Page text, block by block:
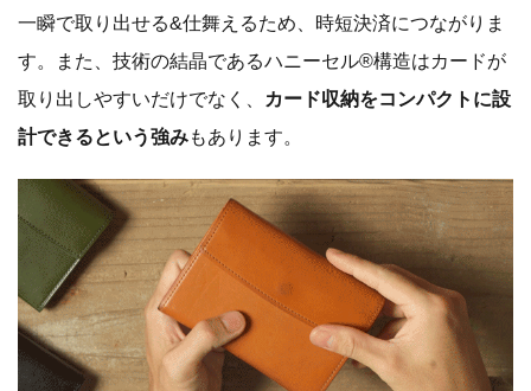
一瞬で取り出せる&仕舞えるため、時短決済につながりま
す。また、技術の結晶であるハニーセル®︎構造はカードが
取り出しやすいだけでなく、
カード収納をコンパクトに設
計できるという強みもあります。